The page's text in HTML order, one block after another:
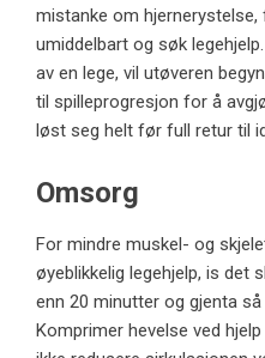
mistanke om
umiddelbart og søk
av en lege, vil utøveren
til spilleprogresjon for å
løst seg helt før full retur til
Omsorg
For mindre muskel- og
øyeblikkelig legehjelp, is det
enn 20 minutter og gjenta
Komprimer hevelse ved